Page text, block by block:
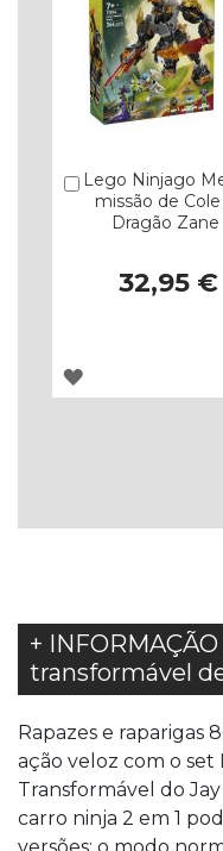
Lego Ninjago
missão de
Dragão Zane
32,95 €
Comprar
ADICIONAR
+
transformável
Rapazes e raparigas
ação veloz com o set
Transformável do
carro ninja 2 em 1